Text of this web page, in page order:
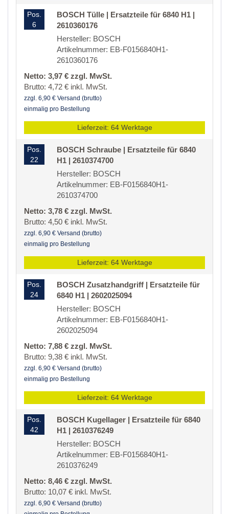
Pos.
6
BOSCH Tülle | Ersatzteile für 6840 H1 |
2610360176
Hersteller: BOSCH
Artikelnummer: EB-F0156840H1-
2610360176
Netto: 3,97 € zzgl. MwSt.
Brutto: 4,72 € inkl. MwSt.
zzgl. 6,90 € Versand (brutto)
einmalig pro Bestellung
Lieferzeit: 64 Werktage
Pos.
22
BOSCH Schraube | Ersatzteile für 6840
H1 | 2610374700
Hersteller: BOSCH
Artikelnummer: EB-F0156840H1-
2610374700
Netto: 3,78 € zzgl. MwSt.
Brutto: 4,50 € inkl. MwSt.
zzgl. 6,90 € Versand (brutto)
einmalig pro Bestellung
Lieferzeit: 64 Werktage
Pos.
24
BOSCH Zusatzhandgriff | Ersatzteile für
6840 H1 | 2602025094
Hersteller: BOSCH
Artikelnummer: EB-F0156840H1-
2602025094
Netto: 7,88 € zzgl. MwSt.
Brutto: 9,38 € inkl. MwSt.
zzgl. 6,90 € Versand (brutto)
einmalig pro Bestellung
Lieferzeit: 64 Werktage
Pos.
42
BOSCH Kugellager | Ersatzteile für 6840
H1 | 2610376249
Hersteller: BOSCH
Artikelnummer: EB-F0156840H1-
2610376249
Netto: 8,46 € zzgl. MwSt.
Brutto: 10,07 € inkl. MwSt.
zzgl. 6,90 € Versand (brutto)